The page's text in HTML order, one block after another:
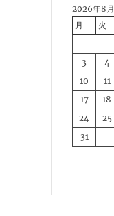
2026年8月
月
火
3
4
10
11
17
18
24
25
31